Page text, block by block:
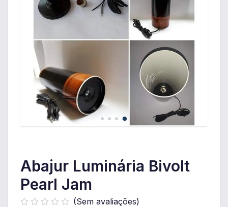
Abajur Luminária Bivolt
Pearl Jam
(Sem avaliações)